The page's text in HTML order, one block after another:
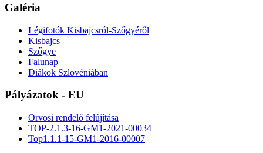
Galéria
Légifotók Kisbajcsról-Szőgyéről
Kisbajcs
Szőgye
Falunap
Diákok Szlovéniában
Pályázatok - EU
Orvosi rendelő felújítása
TOP-2.1.3-16-GM1-2021-00034
Top1.1.1-15-GM1-2016-00007